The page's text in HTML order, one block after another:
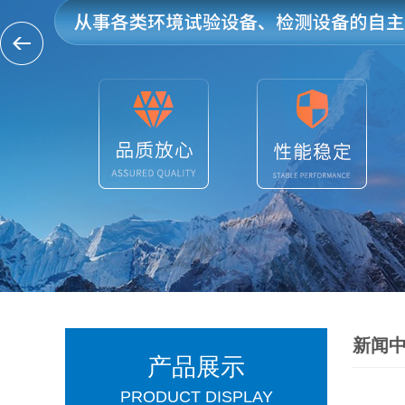
产品展示
PRODUCT DISPLAY
新闻